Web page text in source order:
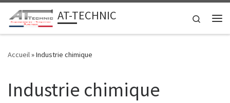
Passer au contenuAT-TECHNIC
Search
Accueil»Industrie chimique
Industrie chimique